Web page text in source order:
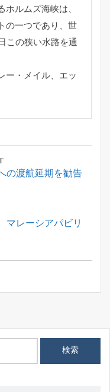
ホルムズ海峡は、
一つであり、 世
この狭い水路を通
ー・メイル、エッ
の渡航延期を勧告
マレーシアパビリ